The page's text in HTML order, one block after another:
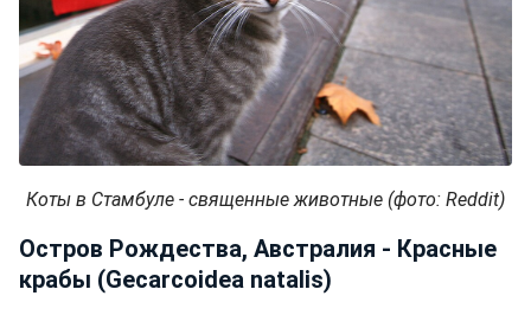
Коты в Стамбуле - священные животные (фото: Reddit)
Остров Рождества, Австралия - Красные
крабы (Gecarcoidea natalis)